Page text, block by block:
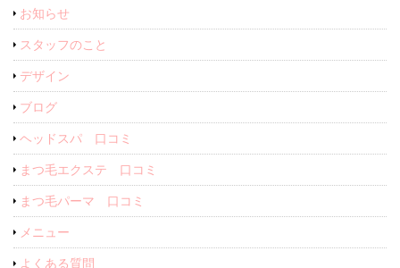
お知らせ
スタッフのこと
デザイン
ブログ
ヘッドスパ 口コミ
まつ毛エクステ 口コミ
まつ毛パーマ 口コミ
メニュー
よくある質問